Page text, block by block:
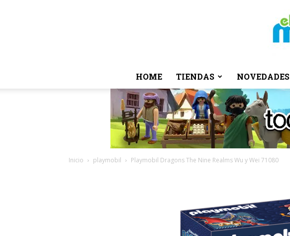
HOME TIENDAS NOVEDADES
Inicio playmobil Playmobil Dragons The Nine Realms Wu y Wei 71080